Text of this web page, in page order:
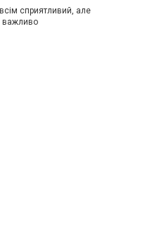
сприятливий, але
важливо